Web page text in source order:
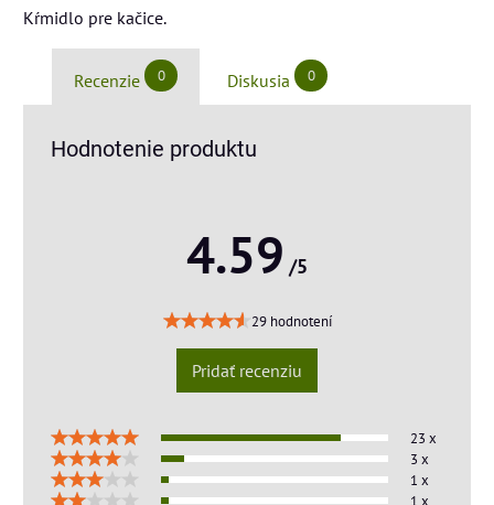
Kŕmidlo pre kačice.
Recenzie 0 Diskusia 0
Hodnotenie produktu
4.59 /5
29 hodnotení
Pridať recenziu
23 x
3 x
1 x
1 x